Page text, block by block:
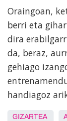
Oraingoan,
berri eta
dira
da, beraz,
gehiago
handiagoz
GIZARTEA